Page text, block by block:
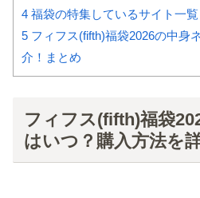
4 福袋の特集しているサイト一覧
5 フィフス(fifth)福袋2026の中身
介！まとめ
フィフス(fifth)福袋
はいつ？購入方法を